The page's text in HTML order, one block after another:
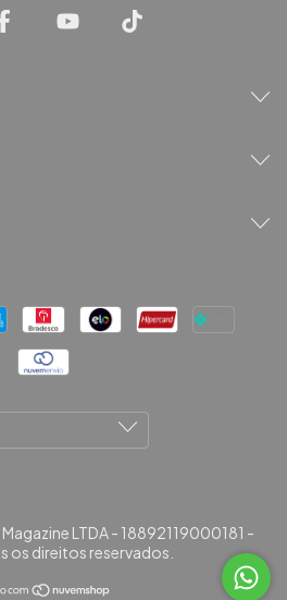
LTDA - 18892119000181 -
os direitos reservados.